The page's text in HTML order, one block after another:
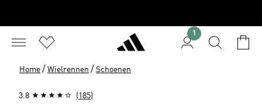
1
Home / Wielrennen / Schoenen
3.8 (185)